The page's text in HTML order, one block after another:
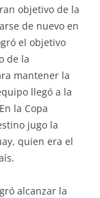
objetivo de la
de nuevo en
el objetivo
de la
mantener la
llegó a la
la Copa
jugo la
quien era el
alcanzar la